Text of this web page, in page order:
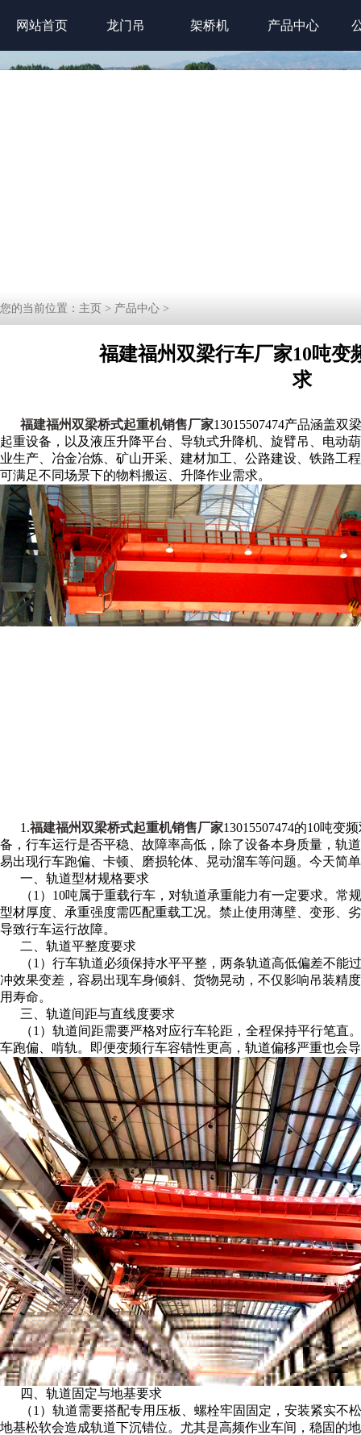
网站首页 龙门吊 架桥机 产品中心
您的当前位置： 主页 > 产品中心 >
福建福州双梁行车厂家10吨变
求
福建福州双梁桥式起重机销售厂家13015507474产品涵盖双
起重设备，以及液压升降平台、导轨式升降机、旋臂吊、电动
业生产、冶金冶炼、矿山开采、建材加工、公路建设、铁路工
可满足不同场景下的物料搬运、升降作业需求。
1.福建福州双梁桥式起重机销售厂家13015507474的10吨变
备，行车运行是否平稳、故障率高低，除了设备本身质量，轨
易出现行车跑偏、卡顿、磨损轮体、晃动溜车等问题。今天简
一、轨道型材规格要求
（1）10吨属于重载行车，对轨道承重能力有一定要求。常
型材厚度、承重强度需匹配重载工况。禁止使用薄壁、变形、
导致行车运行故障。
二、轨道平整度要求
（1）行车轨道必须保持水平平整，两条轨道高低偏差不能
冲效果变差，容易出现车身倾斜、货物晃动，不仅影响吊装精
用寿命。
三、轨道间距与直线度要求
（1）轨道间距需要严格对应行车轮距，全程保持平行笔直
车跑偏、啃轨。即便变频行车容错性更高，轨道偏移严重也会
四、轨道固定与地基要求
（1）轨道需要搭配专用压板、螺栓牢固固定，安装紧实不
地基松软会造成轨道下沉错位。尤其是高频作业车间，稳固的